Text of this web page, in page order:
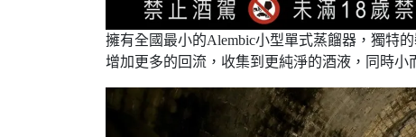
擁有全國最小的Alembic小型單式蒸餾器，獨特
增加更多的回流，收集到更純淨的酒液，同時